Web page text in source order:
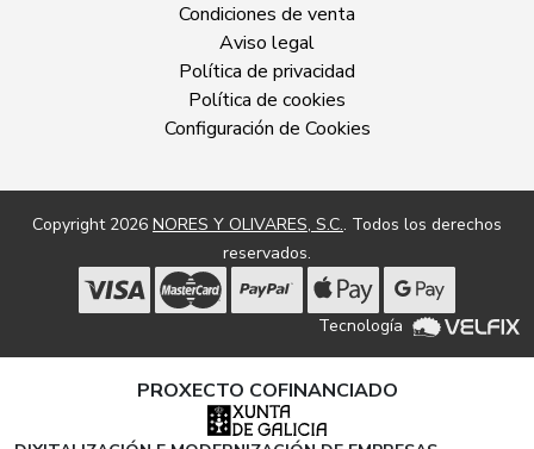
Condiciones de venta
Aviso legal
Política de privacidad
Política de cookies
Configuración de Cookies
Copyright 2026 NORES Y OLIVARES, S.C.. Todos los derechos
reservados.
Tecnología
PROXECTO COFINANCIADO